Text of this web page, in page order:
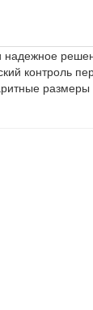
контроль